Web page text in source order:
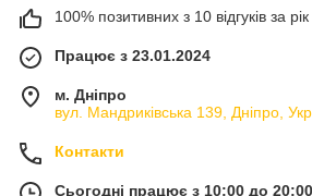
100% позитивних з 10 відгуків за рік
Працює з 23.01.2024
м. Дніпро
вул. Мандриківська 139, Дніпро,
Контакти
Сьогодні працює з 10:00 до 20:00